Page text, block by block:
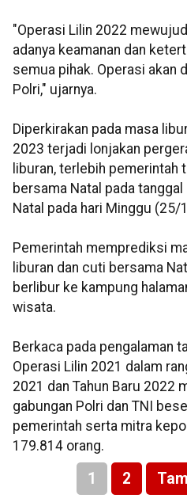
"Operasi Lilin 2022
adanya keamanan dan
semua pihak. Operasi akan
Polri," ujarnya.
Diperkirakan pada masa
2023 terjadi lonjakan
liburan, terlebih pemerintah
bersama Natal pada
Natal pada hari Minggu (25/
Pemerintah memprediksi
liburan dan cuti bersama
berlibur ke kampung
wisata.
Berkaca pada pengalaman
Operasi Lilin 2021 dalam
2021 dan Tahun Baru 2022
gabungan Polri dan TNI
pemerintah serta mitra
179.814 orang.
1 2